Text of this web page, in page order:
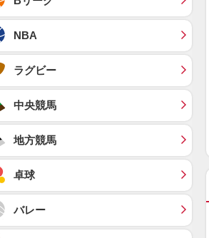
NBA
ラグビー
中央競馬
地方競馬
卓球
バレー